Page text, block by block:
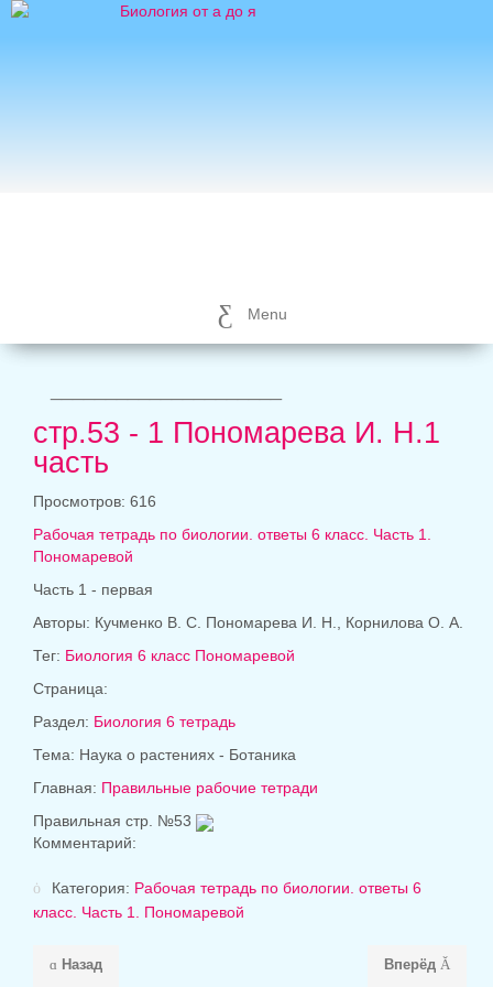
Menu
стр.53 - 1 Пономарева И. Н.1
часть
Просмотров: 616
Рабочая тетрадь по биологии. ответы 6 класс. Часть 1.
Пономаревой
Часть 1 - первая
Авторы: Кучменко В. С. Пономарева И. Н., Корнилова О. А.
Тег: Биология 6 класс Пономаревой
Страница:
Раздел: Биология 6 тетрадь
Тема: Наука о растениях - Ботаника
Главная: Правильные рабочие тетради
Правильная стр. №53
Комментарий:
Категория: Рабочая тетрадь по биологии. ответы 6
класс. Часть 1. Пономаревой
Назад Вперёд